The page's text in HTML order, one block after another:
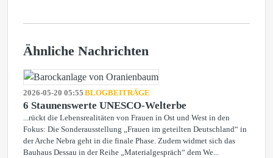
Ähnliche Nachrichten
2026-05-20 05:55 BLOGBEITRÄGE
6 Staunenswerte UNESCO-Welterbe
...rückt die Lebensrealitäten von Frauen in Ost und West in den
Fokus: Die Sonderausstellung „Frauen im geteilten Deutschland“ in
der Arche Nebra geht in die finale Phase. Zudem widmet sich das
Bauhaus Dessau in der Reihe „Materialgespräch“ dem We...